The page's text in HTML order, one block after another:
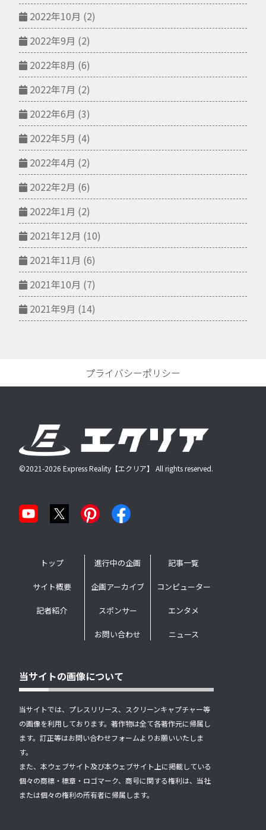
2022年10月 (2)
2022年9月 (2)
2022年8月 (6)
2022年7月 (2)
2022年6月 (3)
2022年5月 (4)
2022年4月 (2)
2022年2月 (6)
2022年1月 (2)
2021年12月 (10)
2021年11月 (6)
2021年10月 (7)
2021年9月 (14)
プライバシーポリシー
©2021-2026 Express Reality【エクリア】 All rights reserved.
トップ
サイト概要
記者紹介
進行中の企画
企画アーカイブ
スポンサー
お問い合わせ
記事一覧
コンピューター
エンタメ
ニュース
当サイトの画像について
当サイトでは、プレスリリース、スクリーンキャプチャー等
の画像を利用しております。著作物は全て各著作元に帰属し
ます。訂正等はお問い合わせフォームよりお願いいたしま
す。
また、本ウェブサイト及び本ウェブサイト上に掲載している
個々の商標・標章・ロゴマーク、商号に関する権利は、当社
または個々の権利の所有者に帰属します。